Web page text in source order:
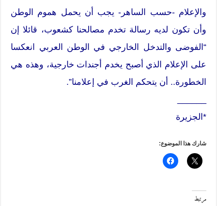
والإعلام -حسب الساهر- يجب أن يحمل هموم الوطن
وأن تكون لديه رسالة تخدم مصالحنا كشعوب، قائلا إن
“الفوضى والتدخل الخارجي في الوطن العربي انعكسا
على الإعلام الذي أصبح يخدم أجندات خارجية، وهذه هي
الخطورة.. أن يتحكم الغرب في إعلامنا”.
*الجزيرة
شارك هذا الموضوع:
مرتبط